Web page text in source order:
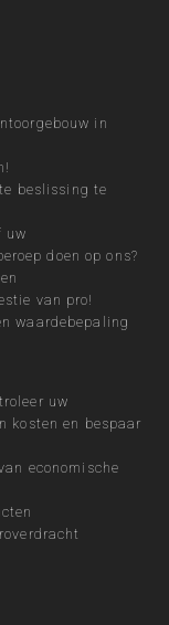
in
beslissing te
uw
doen op ons?
van pro!
waardebepaling
uw
kosten en bespaar
economische